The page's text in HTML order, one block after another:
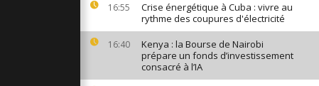
16:55
Crise énergétique à Cuba : vivre au
rythme des coupures d'électricité
16:40
Kenya : la Bourse de Nairobi
prépare un fonds d’investissement
consacré à l’IA